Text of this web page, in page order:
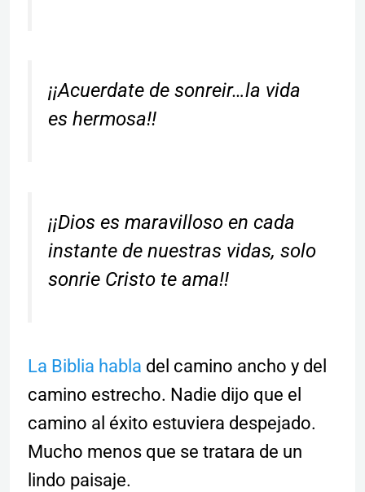
¡¡Acuerdate de sonreir…la vida
es hermosa!!
¡¡Dios es maravilloso en cada
instante de nuestras vidas, solo
sonrie Cristo te ama!!
La Biblia habla del camino ancho y del
camino estrecho. Nadie dijo que el
camino al éxito estuviera despejado.
Mucho menos que se tratara de un
lindo paisaje.